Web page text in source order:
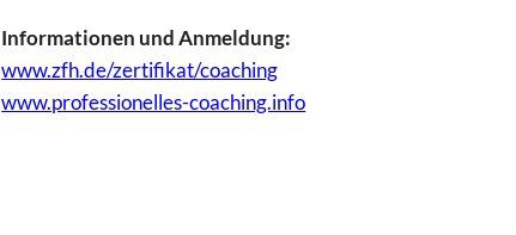
Informationen und Anmeldung:
www.zfh.de/zertifikat/coaching
www.professionelles-coaching.info